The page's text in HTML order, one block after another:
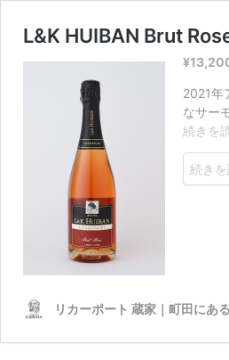
L&K HUIBAN Brut
¥
2021年
なサー
続きを
続き
リカーポート 蔵家｜町田にあ